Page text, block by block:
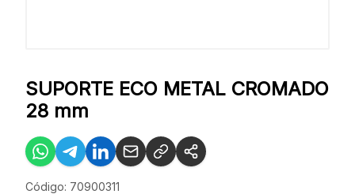
SUPORTE ECO METAL CROMADO
28 mm
Código: 70900311